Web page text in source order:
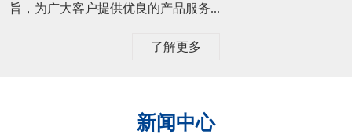
旨，为广大客户提供优良的产品服务...
了解更多
新闻中心